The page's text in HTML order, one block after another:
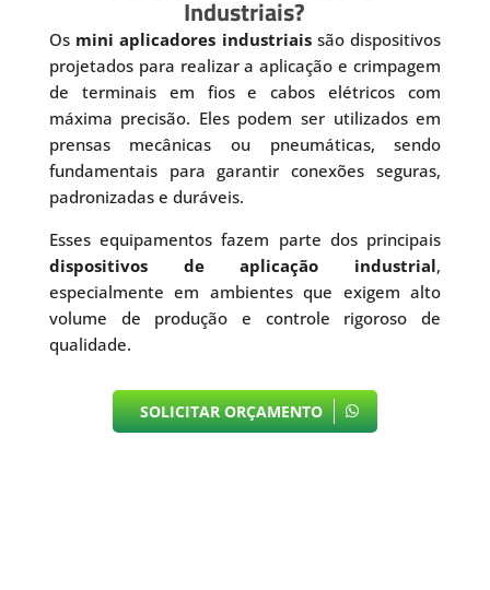
Industriais?
Os mini aplicadores industriaissão dispositivos
projetados para realizar a aplicação e crimpagem
de terminais em fios e cabos elétricos com
máxima precisão. Eles podem ser utilizados em
prensas mecânicas ou pneumáticas, sendo
fundamentais para garantir conexões seguras,
padronizadas e duráveis.
Esses equipamentos fazem parte dos principais
dispositivos de aplicação industrial,
especialmente em ambientes que exigem alto
volume de produção e controle rigoroso de
qualidade.
SOLICITAR ORÇAMENTO